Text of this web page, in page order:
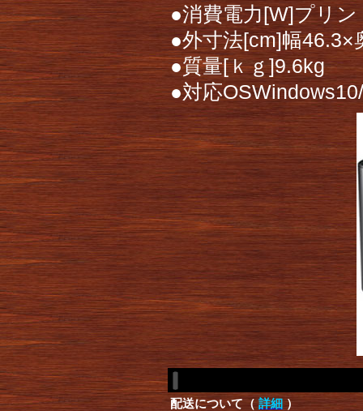
●消費電力[W]プリ
●外寸法[cm]幅46.3×
●質量[ｋｇ]9.6kg
●対応
配送について（ 詳細 ）